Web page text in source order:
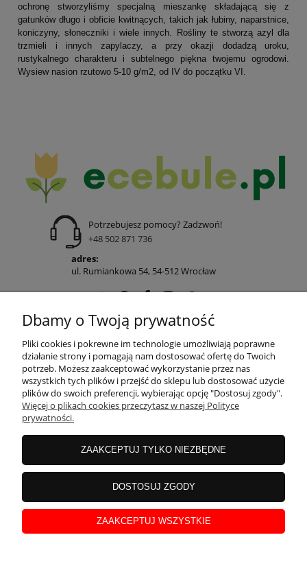
ochronę stworzyliśmy specjalną mieszankę składającą się z
gatunków długo i obficie kwitnących, takich jak łubiny, naparstnice,
koniczyny, słoneczniki i wiele innych. Rośliny te stworzą azyl dla
trzmieli i innych zapylaczy, a przy okazji dodadzą uroku,
rustykalnego charakteru i subtelnego piękna twojemu ogrodowi.
Wysiew nasion rzutowo 5-10 g/m2, od IV do początku VI.
Potrzebujesz pomocy? Zadzwoń!
+48 502 871 736
adres:
ul. Rumiankowa 54, 54-512 Wrocław
POMOC
MOJE KONTO
PŁATNOŚCI I DOSTAWA
INFORMACJE
O NAS
Dbamy o Twoją prywatność
Pliki cookies i pokrewne im technologie umożliwiają poprawne
działanie strony i pomagają nam dostosować ofertę do Twoich
potrzeb. Możesz zaakceptować wykorzystanie przez nas
wszystkich tych plików i przejść do sklepu lub dostosować użycie
plików do swoich preferencji, wybierając opcję "Dostosuj zgody".
Więcej o plikach cookies przeczytasz w naszej Polityce
prywatności.
ZAAKCEPTUJ TYLKO NIEZBĘDNE
DOSTOSUJ ZGODY
ZAAKCEPTUJ WSZYSTKIE